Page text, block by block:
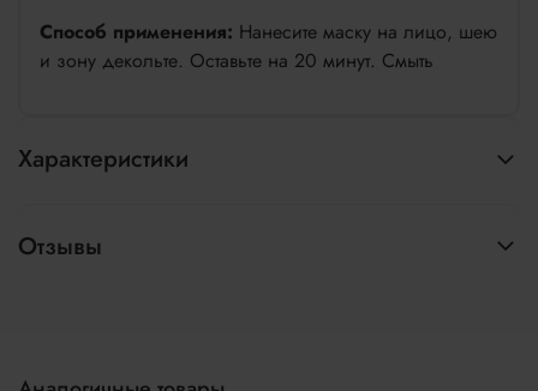
Способ применения: Нанесите маску на лицо, шею
и зону декольте. Оставьте на 20 минут. Смыть
Характеристики
Отзывы